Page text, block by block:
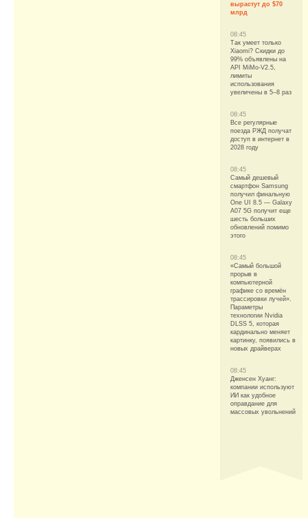
вырастут до $70
млрд
08:45
Так умеет только
Xiaomi? Скидки до
99% объявлены на
API MiMo-V2.5,
лимиты
использования
увеличены в 5–8 раз
08:45
Все регулярные
поезда РЖД получат
доступ в интернет в
2028 году
08:45
Самый дешевый
смартфон Samsung
получил финальную
One UI 8.5 — Galaxy
A07 5G получит еще
шесть больших
обновлений помимо
этого
08:45
«Самый большой
прорыв в
компьютерной
графике со времён
трассировки лучей».
Параметры
технологии Nvidia
DLSS 5, которая
кардинально меняет
картинку, появились в
новых драйверах
08:45
Дженсен Хуанг:
компании используют
ИИ как удобное
оправдание для
массовых увольнений